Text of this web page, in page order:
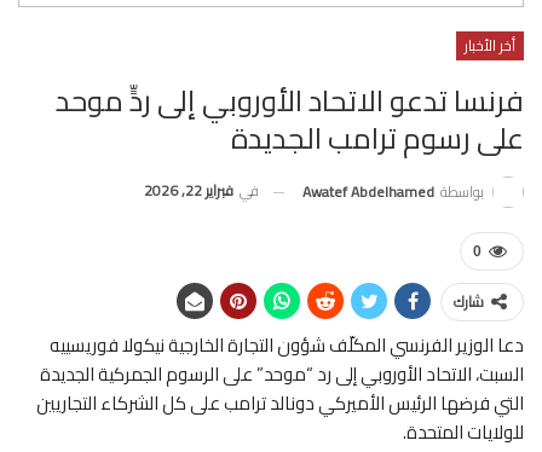
أخر الأخبار
فرنسا تدعو الاتحاد الأوروبي إلى ردٍّ موحد
على رسوم ترامب الجديدة
بواسطة Awatef Abdelhamed في فبراير 22, 2026
0
شارك
دعا الوزير الفرنسي المكلّف شؤون التجارة الخارجية نيكولا فوريسييه
السبت، الاتحاد الأوروبي إلى رد “موحد” على الرسوم الجمركية الجديدة
التي فرضها الرئيس الأميركي دونالد ترامب على كل الشركاء التجاريين
للولايات المتحدة.